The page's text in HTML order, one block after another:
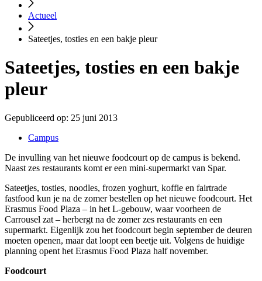
Actueel
Sateetjes, tosties en een bakje pleur
Sateetjes, tosties en een bakje
pleur
Gepubliceerd op: 25 juni 2013
Campus
De invulling van het nieuwe foodcourt op de campus is bekend.
Naast zes restaurants komt er een mini-supermarkt van Spar.
Sateetjes, tosties, noodles, frozen yoghurt, koffie en fairtrade
fastfood kun je na de zomer bestellen op het nieuwe foodcourt. Het
Erasmus Food Plaza – in het L-gebouw, waar voorheen de
Carrousel zat – herbergt na de zomer zes restaurants en een
supermarkt. Eigenlijk zou het foodcourt begin september de deuren
moeten openen, maar dat loopt een beetje uit. Volgens de huidige
planning opent het Erasmus Food Plaza half november.
Foodcourt